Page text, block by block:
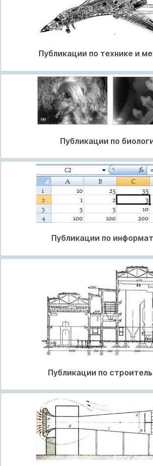
Публикации по технике и
Публикации по
Публикации по
Публикации по